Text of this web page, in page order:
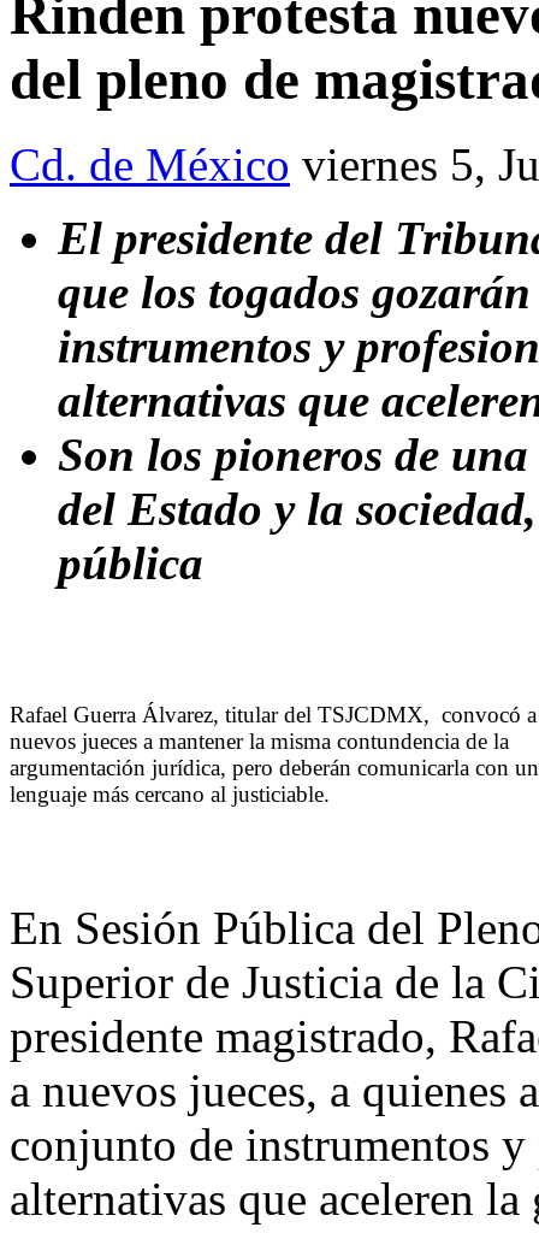
Rinden protesta
del pleno de
Cd. de México viernes 5,
El presidente del
que los togados
instrumentos y
alternativas que
Son los pioneros de
del Estado y la
pública
Rafael Guerra Álvarez, titular del TSJCDMX, convocó a
nuevos jueces a mantener la misma contundencia de la
argumentación jurídica, pero deberán comunicarla con un
lenguaje más cercano al justiciable.
En Sesión Pública del
Superior de Justicia de la
presidente magistrado,
a nuevos jueces, a quienes
conjunto de instrumentos
alternativas que aceleren